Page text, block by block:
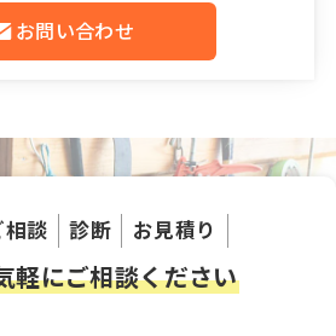
お問い合わせ
相談 診断 お見積り
軽にご相談ください